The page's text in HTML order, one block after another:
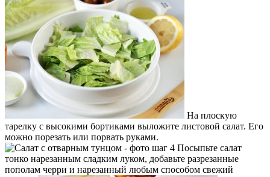
На плоскую
тарелку с высокими бортиками выложите листовой салат. Его
можно порезать или порвать руками.
Посыпьте салат
тонко нарезанным сладким луком, добавьте разрезанные
пополам черри и нарезанный любым способом свежий